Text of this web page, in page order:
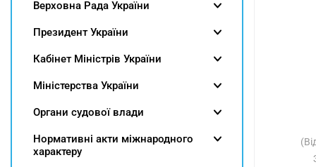
Верховна Рада України
Президент України
Кабінет Міністрів України
Міністерства України
Органи судової влади
Нормативні акти міжнародного
характеру